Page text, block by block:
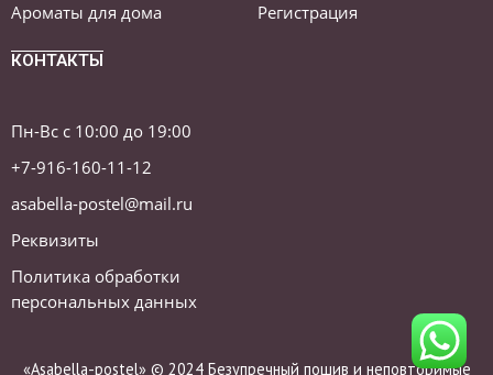
Ароматы для дома
Регистрация
КОНТАКТЫ
Пн-Вс с 10:00 до 19:00
+7-916-160-11-12
asabella-postel@mail.ru
Реквизиты
Политика обработки
персональных данных
«Asabella-postel» © 2024 Безупречный пошив и неповторимые